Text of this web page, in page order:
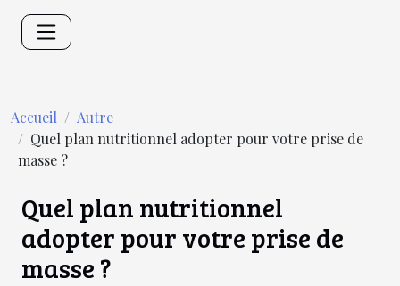
Accueil
Autre
Quel plan nutritionnel adopter pour votre prise de
masse ?
Quel plan nutritionnel
adopter pour votre prise de
masse ?